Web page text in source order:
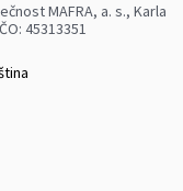
MAFRA, a. s., Karla
45313351